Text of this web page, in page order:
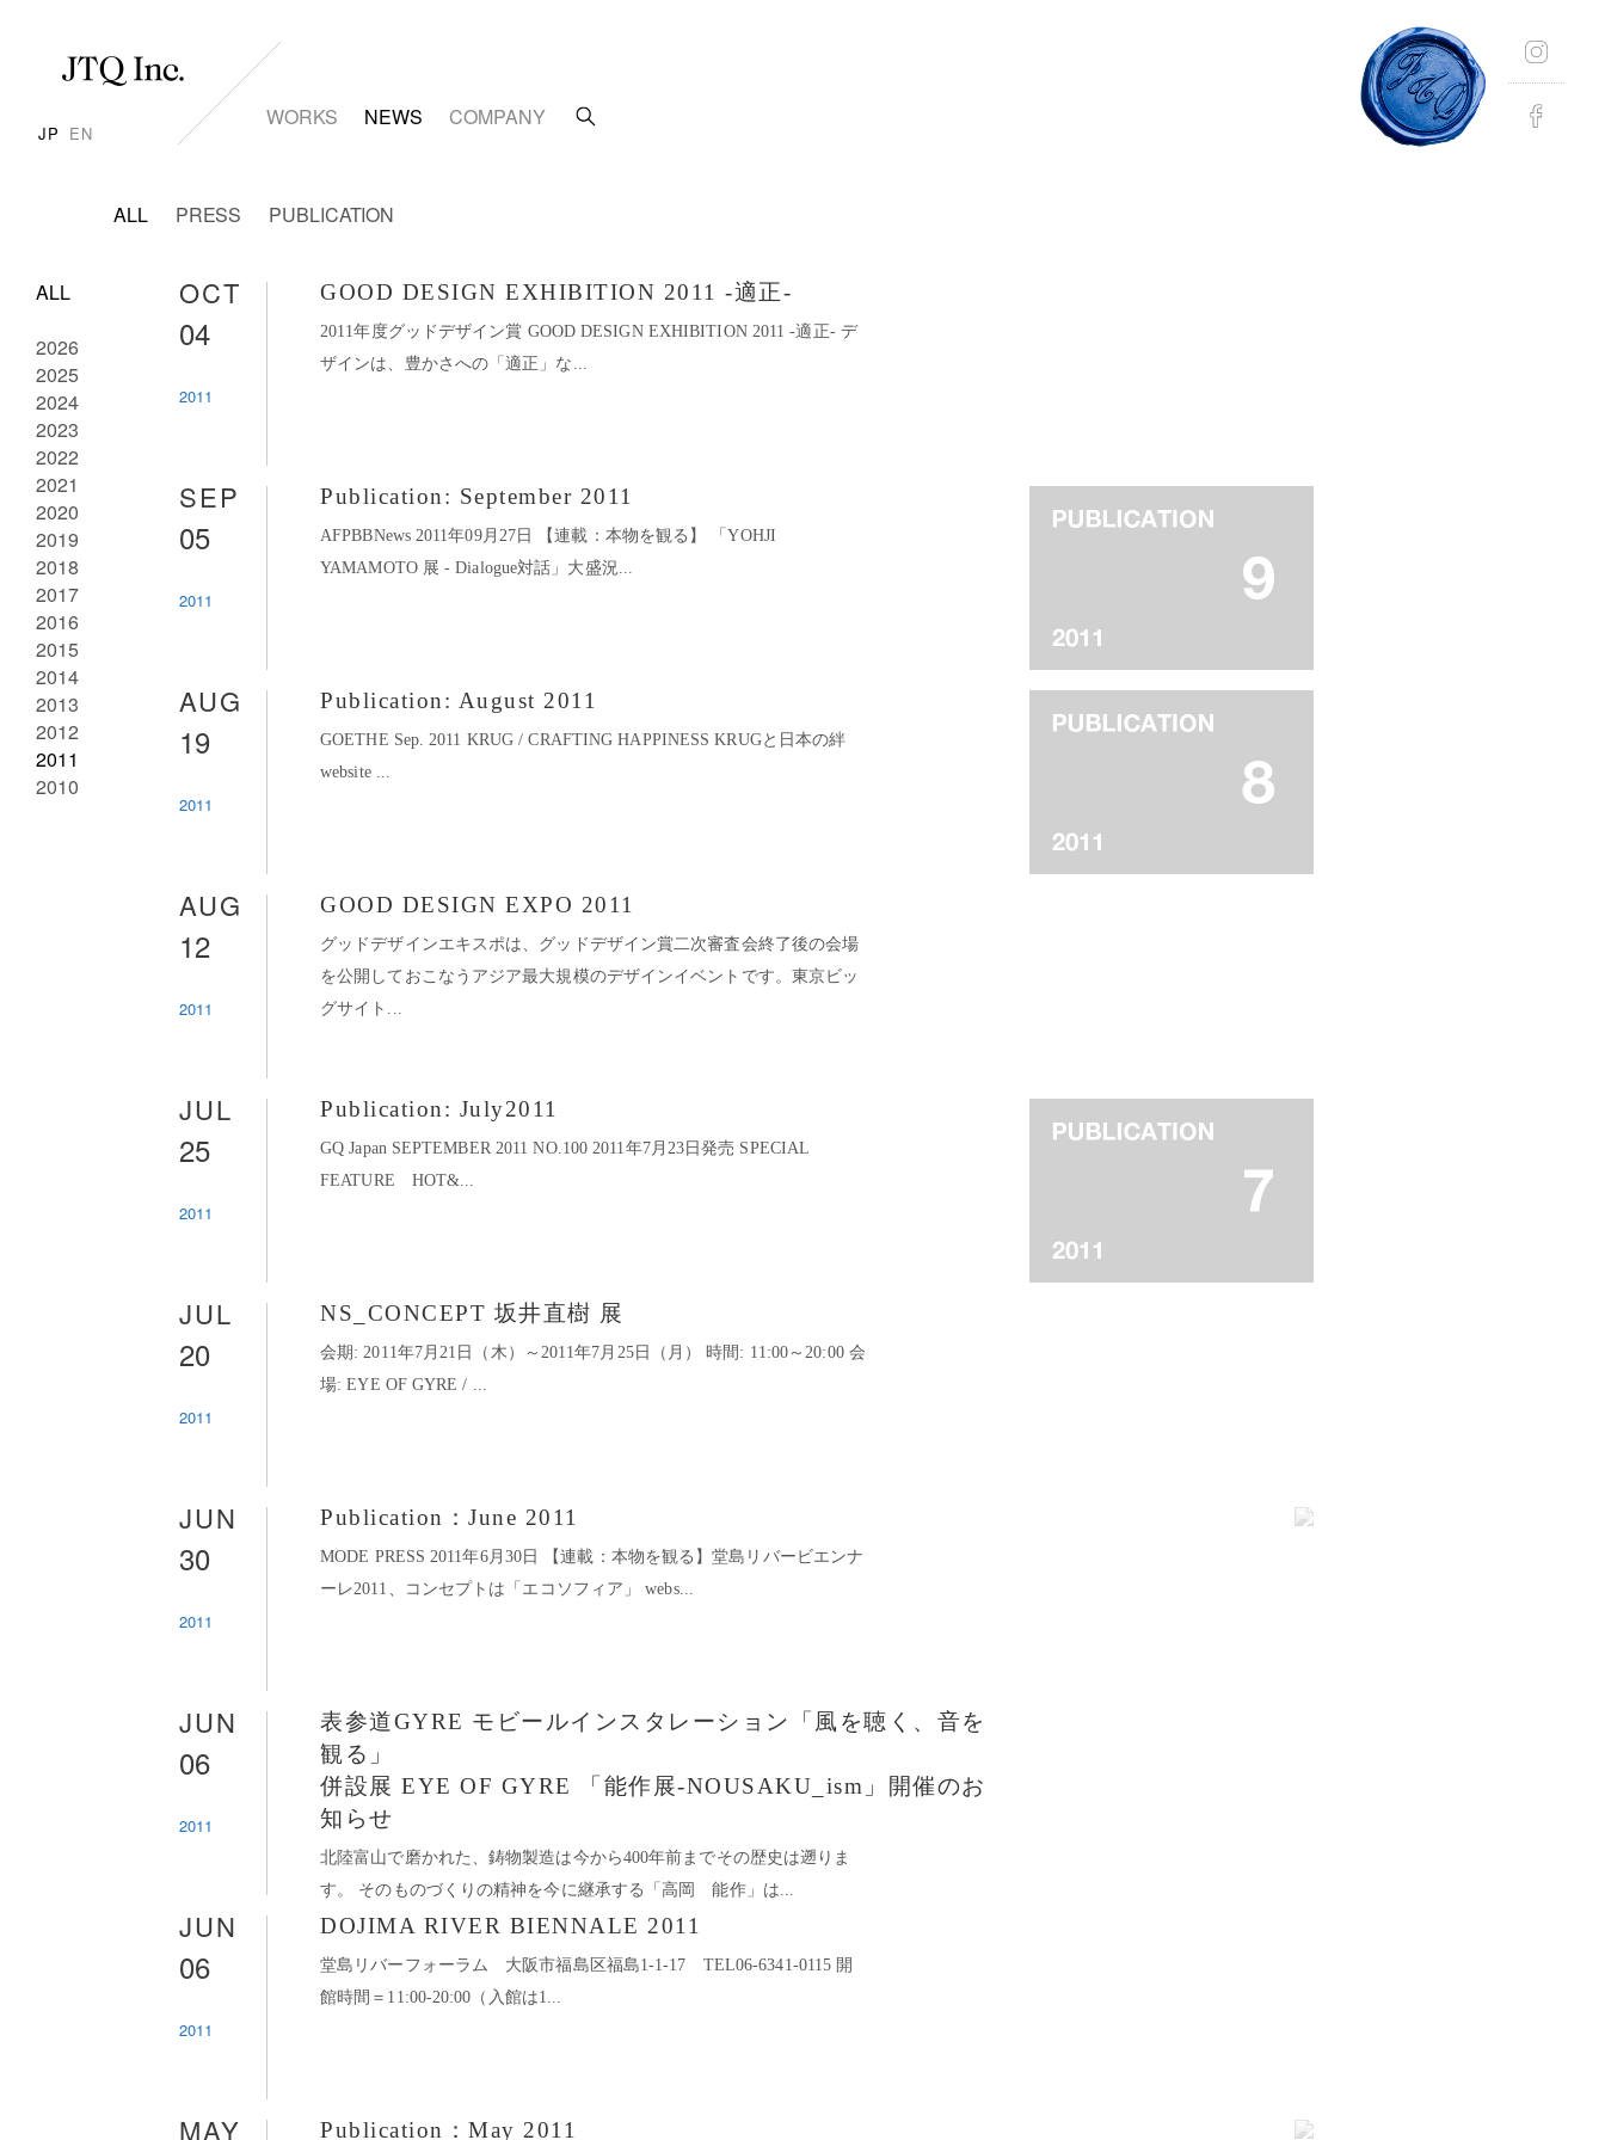
JP EN
WORKS NEWS COMPANY
ALL PRESS PUBLICATION
ALL
2026
2025
2024
2023
2022
2021
2020
2019
2018
2017
2016
2015
2014
2013
2012
2011
2010
OCT
04
2011
GOOD DESIGN EXHIBITION 2011 -適正-
2011年度グッドデザイン賞 GOOD DESIGN EXHIBITION 2011 -適正- デ
ザインは、豊かさへの「適正」な...
SEP
05
2011
Publication: September 2011
AFPBBNews 2011年09月27日 【連載：本物を観る】 「YOHJI
YAMAMOTO 展 - Dialogue対話」大盛況...
AUG
19
2011
Publication: August 2011
GOETHE Sep. 2011 KRUG / CRAFTING HAPPINESS KRUGと日本の絆
website ...
AUG
12
2011
GOOD DESIGN EXPO 2011
グッドデザインエキスポは、グッドデザイン賞二次審査会終了後の会場
を公開しておこなうアジア最大規模のデザインイベントです。東京ビッ
グサイト...
JUL
25
2011
Publication: July2011
GQ Japan SEPTEMBER 2011 NO.100 2011年7月23日発売 SPECIAL
FEATURE HOT&...
JUL
20
2011
NS_CONCEPT 坂井直樹 展
会期: 2011年7月21日（木）～2011年7月25日（月） 時間: 11:00～20:00 会
場: EYE OF GYRE / ...
JUN
30
2011
Publication：June 2011
MODE PRESS 2011年6月30日 【連載：本物を観る】堂島リバービエンナ
ーレ2011、コンセプトは「エコソフィア」 webs...
JUN
06
2011
表参道GYRE モビールインスタレーション「風を聴く、音を
観る」
併設展 EYE OF GYRE 「能作展-NOUSAKU_ism」開催のお
知らせ
北陸富山で磨かれた、鋳物製造は今から400年前までその歴史は遡りま
す。 そのものづくりの精神を今に継承する「高岡 能作」は...
JUN
06
2011
DOJIMA RIVER BIENNALE 2011
堂島リバーフォーラム 大阪市福島区福島1-1-17 TEL06-6341-0115 開
館時間＝11:00-20:00（入館は1...
MAY Publication：May 2011